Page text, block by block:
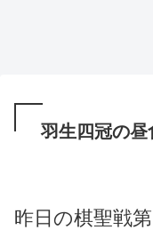
羽生四冠の昼
昨日の棋聖戦